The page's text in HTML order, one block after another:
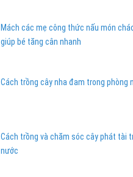
Mách các mẹ công thức nấu món
giúp bé tăng cân nhanh
Cách trồng cây nha đam trong phòng
Cách trồng và chăm sóc cây phát tài
nước